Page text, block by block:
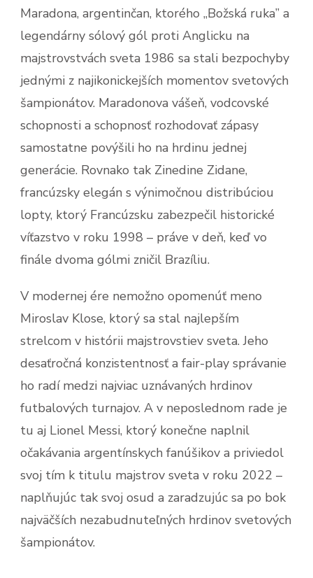
Maradona, argentinčan, ktorého „Božská ruka” a
legendárny sólový gól proti Anglicku na
majstrovstvách sveta 1986 sa stali bezpochyby
jednými z najikonickejších momentov svetových
šampionátov. Maradonova vášeň, vodcovské
schopnosti a schopnosť rozhodovať zápasy
samostatne povýšili ho na hrdinu jednej
generácie. Rovnako tak Zinedine Zidane,
francúzsky elegán s výnimočnou distribúciou
lopty, ktorý Francúzsku zabezpečil historické
víťazstvo v roku 1998 – práve v deň, keď vo
finále dvoma gólmi zničil Brazíliu.
V modernej ére nemožno opomenúť meno
Miroslav Klose, ktorý sa stal najlepším
strelcom v histórii majstrovstiev sveta. Jeho
desaťročná konzistentnosť a fair-play správanie
ho radí medzi najviac uznávaných hrdinov
futbalových turnajov. A v neposlednom rade je
tu aj Lionel Messi, ktorý konečne naplnil
očakávania argentínskych fanúšikov a priviedol
svoj tím k titulu majstrov sveta v roku 2022 –
naplňujúc tak svoj osud a zaradzujúc sa po bok
najväčších nezabudnuteľných hrdinov svetových
šampionátov.